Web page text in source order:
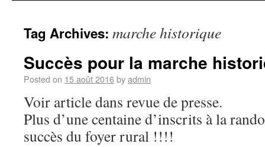
Tag Archives: marche historique
Succès pour la marche
Posted on 15 août 2016byadmin
Voir article dans revue de presse.
Plus d’une centaine d’inscrits à la
succès du foyer rural !!!!